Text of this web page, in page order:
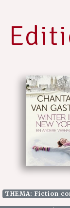
THEMA: Fiction